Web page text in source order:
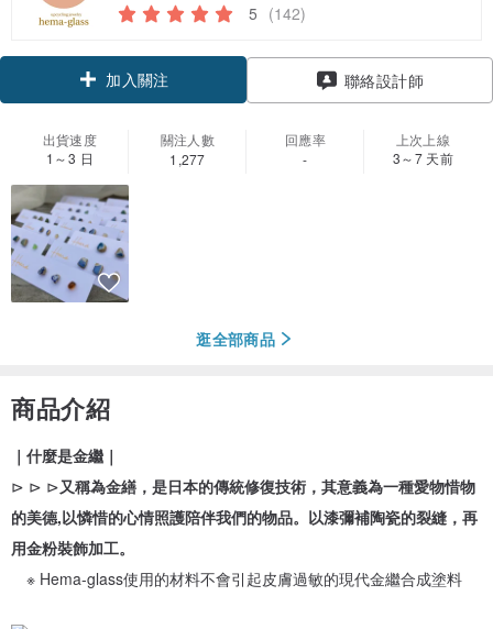
5 (142)
加入關注 聯絡設計師
出貨速度
1～3 日
關注人數
1,277
回應率
-
上次上線
3～7 天前
逛全部商品
商品介紹
｜什麼是金繼｜
⊳ ⊳ ⊳又稱為金繕，是日本的傳統修復技術，其意義為一種愛物惜物
的美德,以憐惜的心情照護陪伴我們的物品。以漆彌補陶瓷的裂縫，再
用金粉裝飾加工。
※ Hema-glass使用的材料不會引起皮膚過敏的現代金繼合成塗料